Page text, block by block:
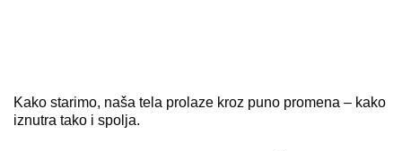
Kako starimo, naša tela prolaze kroz puno promena – kako
iznutra tako i spolja.